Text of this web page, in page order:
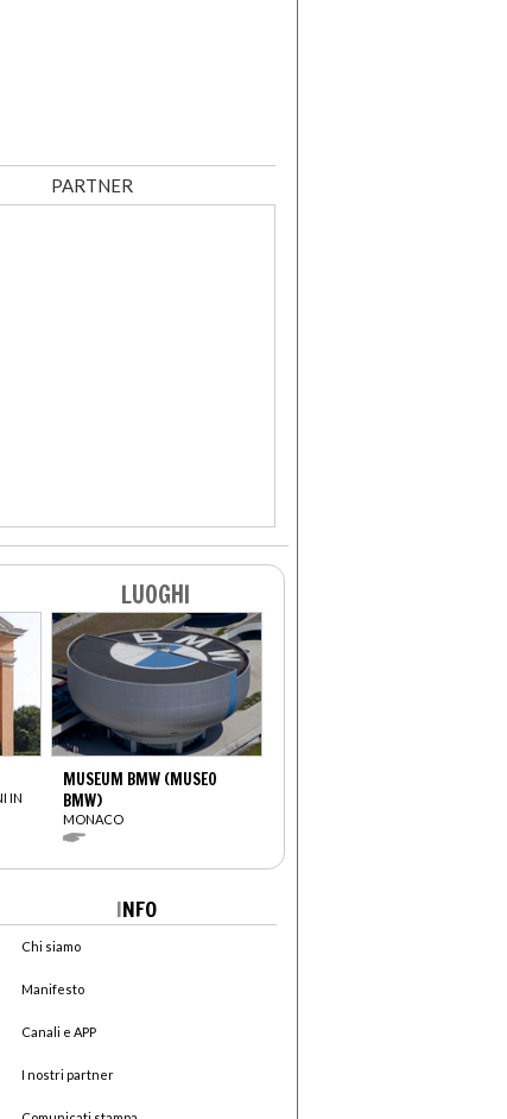
PARTNER
IN
LUOGHI
MUSEUM BMW (MUSEO
BMW)
MONACO
INFO
Chi siamo
Manifesto
Canali e APP
I nostri partner